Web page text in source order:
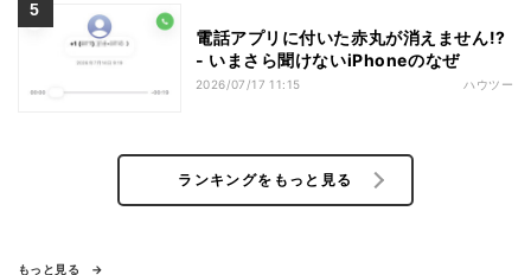
電話アプリに付いた赤丸が消えません!?
- いまさら聞けないiPhoneのなぜ
2026/07/17 11:15 ハウツー
ランキングをもっと見る
もっと見る